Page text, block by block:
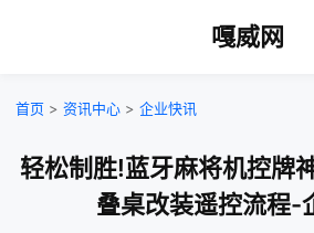
嘎威网
首页 > 资讯中心 > 企业快讯
轻松制胜!蓝牙麻将机控牌
叠桌改装遥控流程-